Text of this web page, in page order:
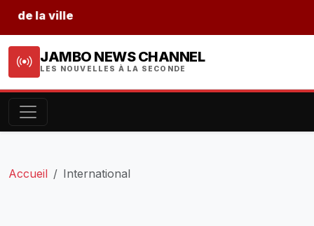
JAMBO NEWS CHANNEL
LES NOUVELLES À LA SECONDE
Accueil International